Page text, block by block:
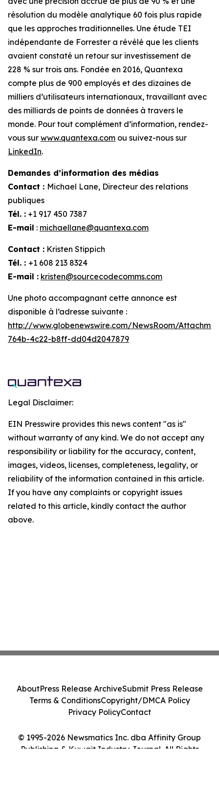
résolution du modèle analytique 60 fois plus rapide
que les approches traditionnelles. Une étude TEI
indépendante de Forrester a révélé que les clients
avaient constaté un retour sur investissement de
228 % sur trois ans. Fondée en 2016, Quantexa
compte plus de 900 employés et des dizaines de
milliers d’utilisateurs internationaux, travaillant avec
des milliards de points de données à travers le
monde. Pour tout complément d’information, rendez-
vous sur www.quantexa.com ou suivez-nous sur
LinkedIn.
Demandes d’information des médias
Contact : Michael Lane, Directeur des relations
publiques
Tél. : +1 917 450 7387
E-mail : michaellane@quantexa.com
Contact : Kristen Stippich
Tél. : +1 608 213 8324
E-mail : kristen@sourcecodecomms.com
Une photo accompagnant cette annonce est
disponible à l’adresse suivante :
http://www.globenewswire.com/NewsRoom/
764b-4c22-b8ff-dd04d2047879
Legal Disclaimer:
EIN Presswire provides this news content "as is"
without warranty of any kind. We do not accept any
responsibility or liability for the accuracy, content,
images, videos, licenses, completeness, legality, or
reliability of the information contained in this article.
If you have any complaints or copyright issues
related to this article, kindly contact the author
above.
© 1995-2026 Newsmatics Inc. dba Affinity Group
Publishing & Kuwait Industry Journal. All Rights
AboutPress Release ArchiveSubmit Press Release
Terms & ConditionsCopyright/DMCA Policy
Privacy PolicyContact